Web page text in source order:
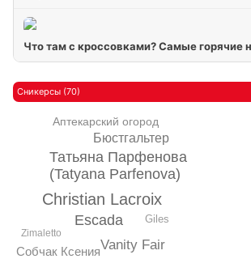
Что там с кроссовками? Самые горячие
Сникерсы (70)
Christian Lacroix
Escada
Татьяна Парфенова
(Tatyana Parfenova)
Vanity Fair
Бюстгальтер
Собчак Ксения
Аптекарский огород
Giles
Zimaletto